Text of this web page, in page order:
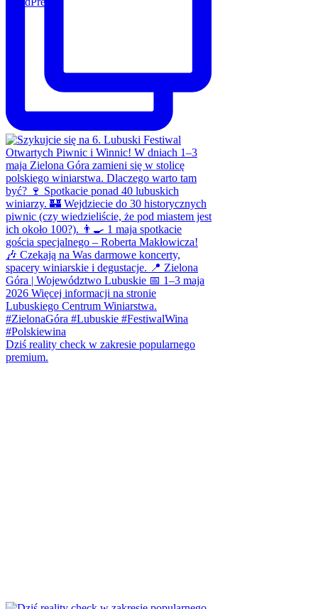
Dziś reality check w zakresie popularnego
premium.